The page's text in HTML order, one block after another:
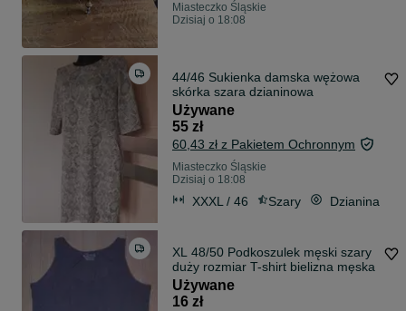
Miasteczko Śląskie
Dzisiaj o 18:08
44/46 Sukienka damska wężowa
skórka szara dzianinowa
Używane
55 zł
60,43 zł z Pakietem Ochronnym
Miasteczko Śląskie
Dzisiaj o 18:08
XXXL / 46 Szary Dzianina
XL 48/50 Podkoszulek męski szary
duży rozmiar T-shirt bielizna męska
Używane
16 zł